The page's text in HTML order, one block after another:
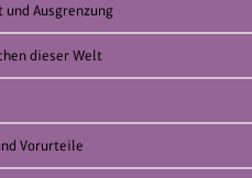
und Ausgrenzung
dieser Welt
Vorurteile